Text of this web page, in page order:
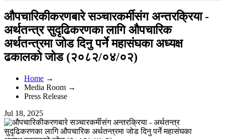
औपचारिकीकरणबारे सञ्चारकर्मीसंग अन्तरक्रिया -
अर्थतन्त्र सुदृढिकरणका लागि औपचारिक
अर्थतन्त्रमा जोड दिनु पर्ने महासंघका अध्यक्ष
ढकालको जोड (२०८२/०४/०२)
Home →
Media Room →
Press Release
Jul 18, 2025